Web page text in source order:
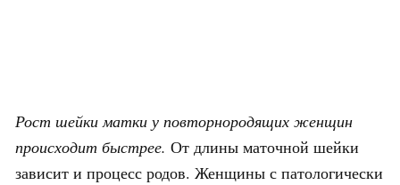
Рост шейки матки у повторнородящих женщин
происходит быстрее. От длины маточной шейки
зависит и процесс родов. Женщины с патологически